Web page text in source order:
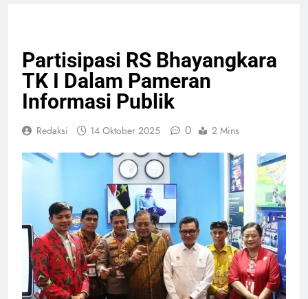
Partisipasi RS Bhayangkara
TK I Dalam Pameran
Informasi Publik
Redaksi 14 Oktober 2025 0 2 Mins